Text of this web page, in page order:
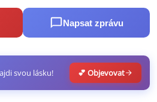
Napsat zprávu
svou lásku! 💕 Objevovat